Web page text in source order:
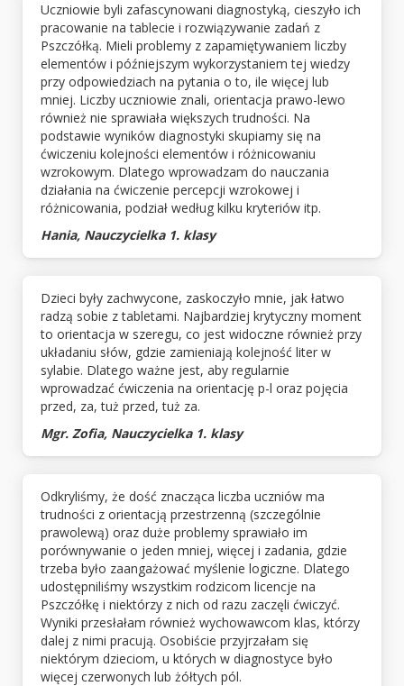
Uczniowie byli zafascynowani diagnostyką, cieszyło ich
pracowanie na tablecie i rozwiązywanie zadań z
Pszczółką. Mieli problemy z zapamiętywaniem liczby
elementów i późniejszym wykorzystaniem tej wiedzy
przy odpowiedziach na pytania o to, ile więcej lub
mniej. Liczby uczniowie znali, orientacja prawo-lewo
również nie sprawiała większych trudności. Na
podstawie wyników diagnostyki skupiamy się na
ćwiczeniu kolejności elementów i różnicowaniu
wzrokowym. Dlatego wprowadzam do nauczania
działania na ćwiczenie percepcji wzrokowej i
różnicowania, podział według kilku kryteriów itp.
Hania, Nauczycielka 1. klasy
Dzieci były zachwycone, zaskoczyło mnie, jak łatwo
radzą sobie z tabletami. Najbardziej krytyczny moment
to orientacja w szeregu, co jest widoczne również przy
układaniu słów, gdzie zamieniają kolejność liter w
sylabie. Dlatego ważne jest, aby regularnie
wprowadzać ćwiczenia na orientację p-l oraz pojęcia
przed, za, tuż przed, tuż za.
Mgr. Zofia, Nauczycielka 1. klasy
Odkryliśmy, że dość znacząca liczba uczniów ma
trudności z orientacją przestrzenną (szczególnie
prawolewą) oraz duże problemy sprawiało im
porównywanie o jeden mniej, więcej i zadania, gdzie
trzeba było zaangażować myślenie logiczne. Dlatego
udostępniliśmy wszystkim rodzicom licencje na
Pszczółkę i niektórzy z nich od razu zaczęli ćwiczyć.
Wyniki przesłałam również wychowawcom klas, którzy
dalej z nimi pracują. Osobiście przyjrzałam się
niektórym dzieciom, u których w diagnostyce było
więcej czerwonych lub żółtych pól.